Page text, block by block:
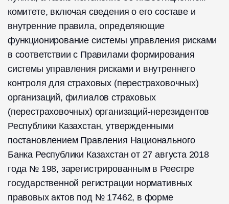
комитете, включая сведения о его составе и
внутренние правила, определяющие
функционирование системы управления рисками
в соответствии с Правилами формирования
системы управления рисками и внутреннего
контроля для страховых (перестраховочных)
организаций, филиалов страховых
(перестраховочных) организаций-нерезидентов
Республики Казахстан, утвержденными
постановлением Правления Национального
Банка Республики Казахстан от 27 августа 2018
года № 198, зарегистрированным в Реестре
государственной регистрации нормативных
правовых актов под № 17462, в форме